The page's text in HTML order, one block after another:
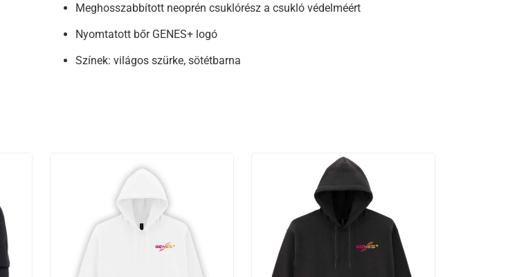
Meghosszabbított neoprén csuklórész a csukló védelméért
Nyomtatott bőr GENES+ logó
Színek: világos szürke, sötétbarna